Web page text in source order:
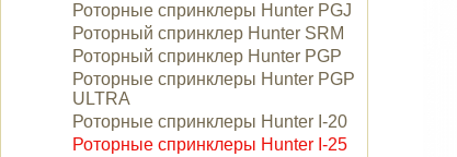
Роторные спринклеры Hunter PGJ
Роторный спринклер Hunter SRM
Роторный спринклер Hunter PGP
Роторные спринклеры Hunter PGP
ULTRA
Роторные спринклеры Hunter I-20
Роторные спринклеры Hunter I-25